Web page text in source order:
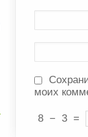
моих
8 − 3 =